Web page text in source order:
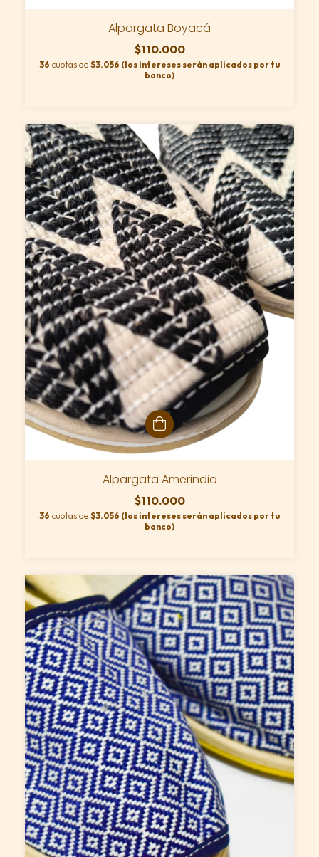
Alpargata Boyacá
$110.000
36 cuotas de $3.056 (los intereses serán aplicados por tu
banco)
Alpargata Amerindio
$110.000
36 cuotas de $3.056 (los intereses serán aplicados por tu
banco)